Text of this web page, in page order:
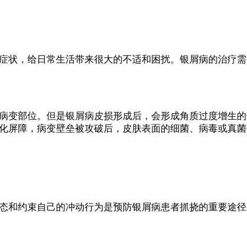
，给日常生活带来很大的不适和困扰。银屑病的治疗
部位。但是银屑病皮损形成后，会形成角质过度增生
障，病变壁垒被攻破后，皮肤表面的细菌、病毒或真
约束自己的冲动行为是预防银屑病患者抓挠的重要途